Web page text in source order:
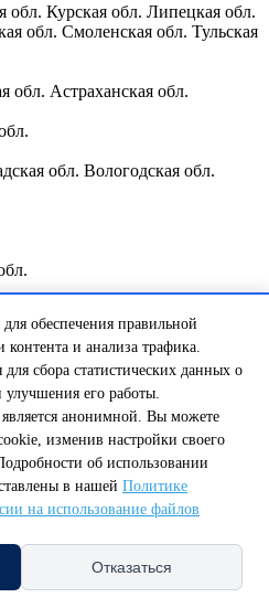
обл. Курская обл. Липецкая обл.
обл. Смоленская обл. Тульская
обл. Астраханская обл.
обл. Вологодская обл.
обл. Курганская обл.
обл.
Новгород Новгородская обл.
Орловская обл.
обеспечения правильной
контента и анализа трафика.
сбора статистических данных о
его работы.
анонимной. Вы можете
изменив настройки своего
об использовании
в нашей Политике
на использование файлов
Отказаться